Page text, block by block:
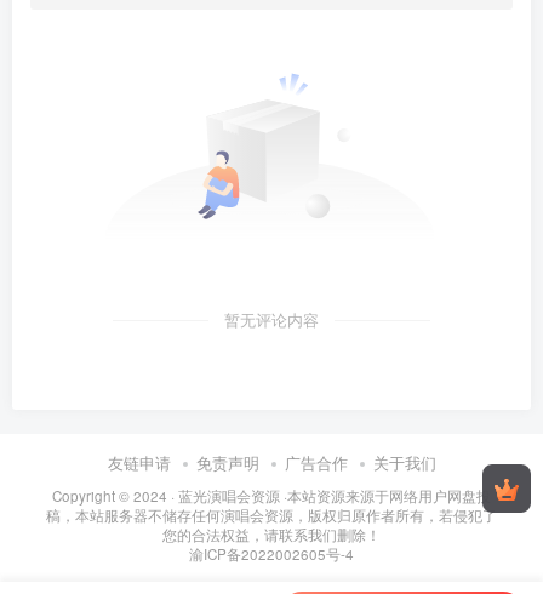
暂无评论内容
友链申请 免责声明 广告合作 关于我们
Copyright © 2024 · 蓝光演唱会资源 ·本站资源来源于网络用户网盘投
稿，本站服务器不储存任何演唱会资源，版权归原作者所有，若侵犯了
您的合法权益，请联系我们删除！
渝ICP备2022002605号-4